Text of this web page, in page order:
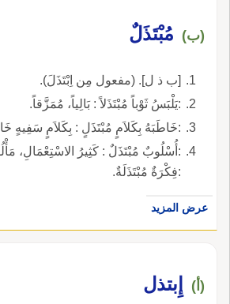
(ب) مُبْتَذَلٌ
[ب ذ ل]. (مفعول مِن اِبْتَذَلَ).
:يَلْبَسُ ثَوْباً مُبْتَذَلاً : بَالِياً، مُمَزَّقاً.
:خَاطَبَهُ بِكَلاَمٍ مُبْتَذَلٍ : بِكَلاَمٍ سَفِيهٍ
:أُسْلُوبٌ مُبْتَذَلٌ : كَثِيرُ الاسْتِعْمَالِ،
:فِكْرَةٌ مُبْتَذَلَةٌ.
عرض المزيد
(أ) إِبتذل